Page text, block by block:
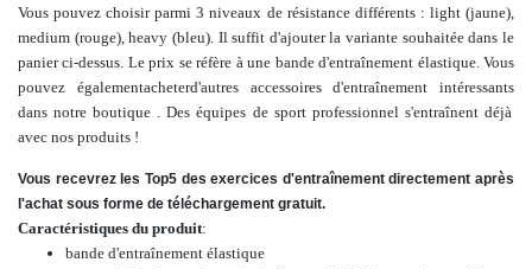
Vous pouvez choisir parmi 3 niveaux de résistance différents : light (jaune),
medium (rouge), heavy (bleu). Il suffit d'ajouter la variante souhaitée dans le
panier ci-dessus. Le prix se réfère à une bande d'entraînement élastique.Vous
pouvez égalementacheterd'autres accessoires d'entraînement intéressants
dans notre boutique . Des équipes de sport professionnel s'entraînent déjà
avec nos produits !
Vous recevrez les Top5 des exercices d'entraînement directement après
l'achat sous forme de téléchargement gratuit.
Caractéristiques du produit:
bande d'entraînement élastique